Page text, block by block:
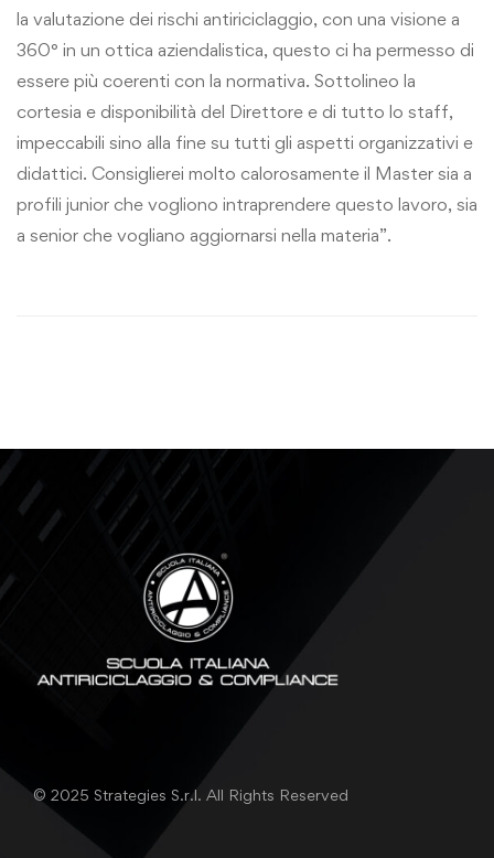
la valutazione dei rischi antiriciclaggio, con una visione a
360° in un ottica aziendalistica, questo ci ha permesso di
essere più coerenti con la normativa. Sottolineo la
cortesia e disponibilità del Direttore e di tutto lo staff,
impeccabili sino alla fine su tutti gli aspetti organizzativi e
didattici. Consiglierei molto calorosamente il Master sia a
profili junior che vogliono intraprendere questo lavoro, sia
a senior che vogliano aggiornarsi nella materia”.
© 2025 Strategies S.r.l. All Rights Reserved